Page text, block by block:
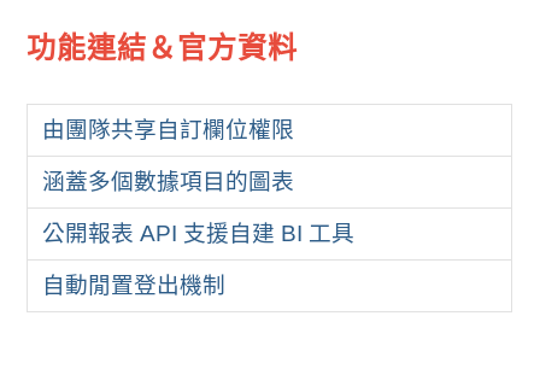
功能連結＆官方資料
由團隊共享自訂欄位權限
涵蓋多個數據項目的圖表
公開報表 API 支援自建 BI 工具
自動閒置登出機制